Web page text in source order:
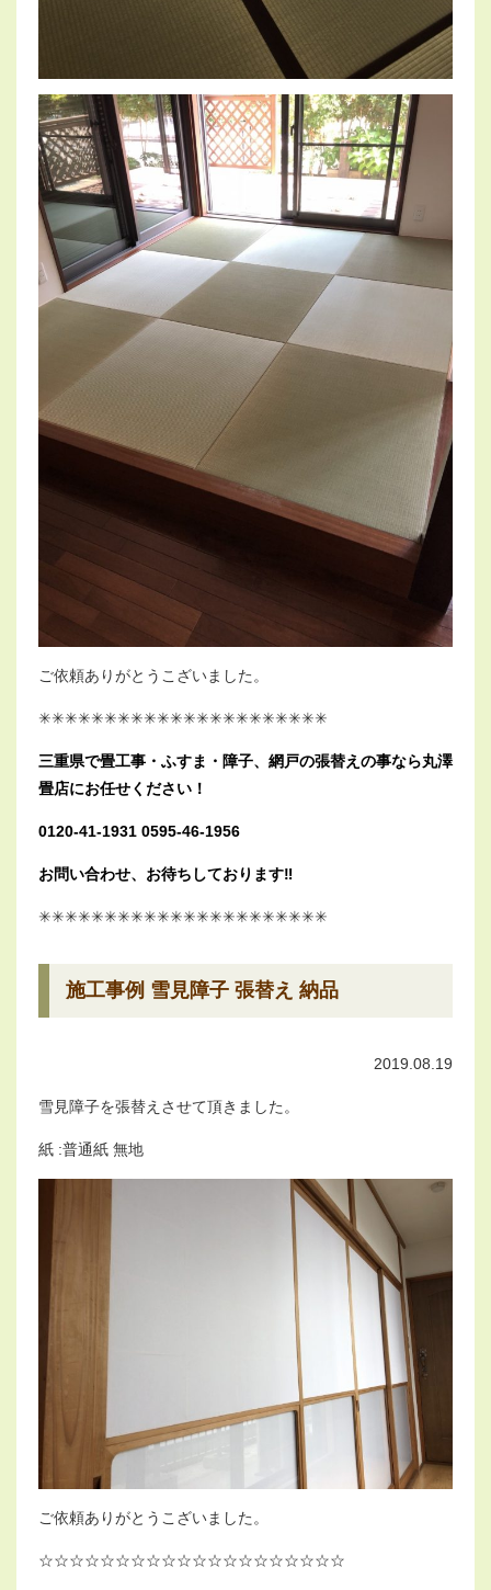
ご依頼ありがとうこざいました。
✳︎✳︎✳︎✳︎✳︎✳︎✳︎✳︎✳︎✳︎✳︎✳︎✳︎✳︎✳︎✳︎✳︎✳︎✳︎✳︎✳︎✳︎
三重県で畳工事・ふすま・障子、網戸の張替えの事なら丸澤
畳店にお任せください！
0120-41-1931 0595-46-1956
お問い合わせ、お待ちしております‼︎
✳︎✳︎✳︎✳︎✳︎✳︎✳︎✳︎✳︎✳︎✳︎✳︎✳︎✳︎✳︎✳︎✳︎✳︎✳︎✳︎✳︎✳︎
施工事例 雪見障子 張替え 納品
2019.08.19
雪見障子を張替えさせて頂きました。
紙 :普通紙 無地
ご依頼ありがとうこざいました。
☆☆☆☆☆☆☆☆☆☆☆☆☆☆☆☆☆☆☆☆